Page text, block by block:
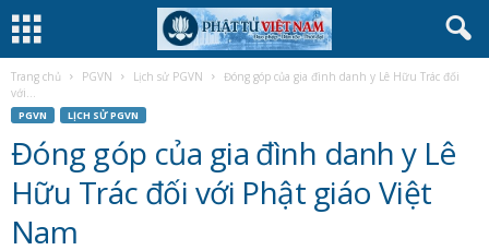
Trang chủ PGVN Lịch sử PGVN
Đóng góp của gia đình danh y Lê Hữu Trác đối
với...
PGVN LỊCH SỬ PGVN
Đóng góp của gia đình danh y Lê
Hữu Trác đối với Phật giáo Việt
Nam